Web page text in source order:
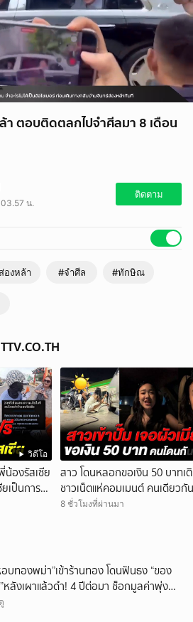
ตอบติดตลกไปจำศีลมา 8 เดือน
03.57 น.
ติดตาม
องหล้า #จำศีล #ทักษิณ
วิดีโอ
น้องรัสเซีย
ยเป็นการ
สาว โดนหลอกขอเงิน 50 บาทเ
ชาวเน็ตแห่คอมเมนต์ คนเดียวกั
เดียวกัน โดนกันเยอะ
8 ชั่วโมงที่ผ่านมา
อบทองพม่า”เข้าร้านทอง โดนฟันธง “ของ
หลังเผาแล้วดำ! 4 ปีต่อมา ช็อกมูลค่าพุ่ง
!